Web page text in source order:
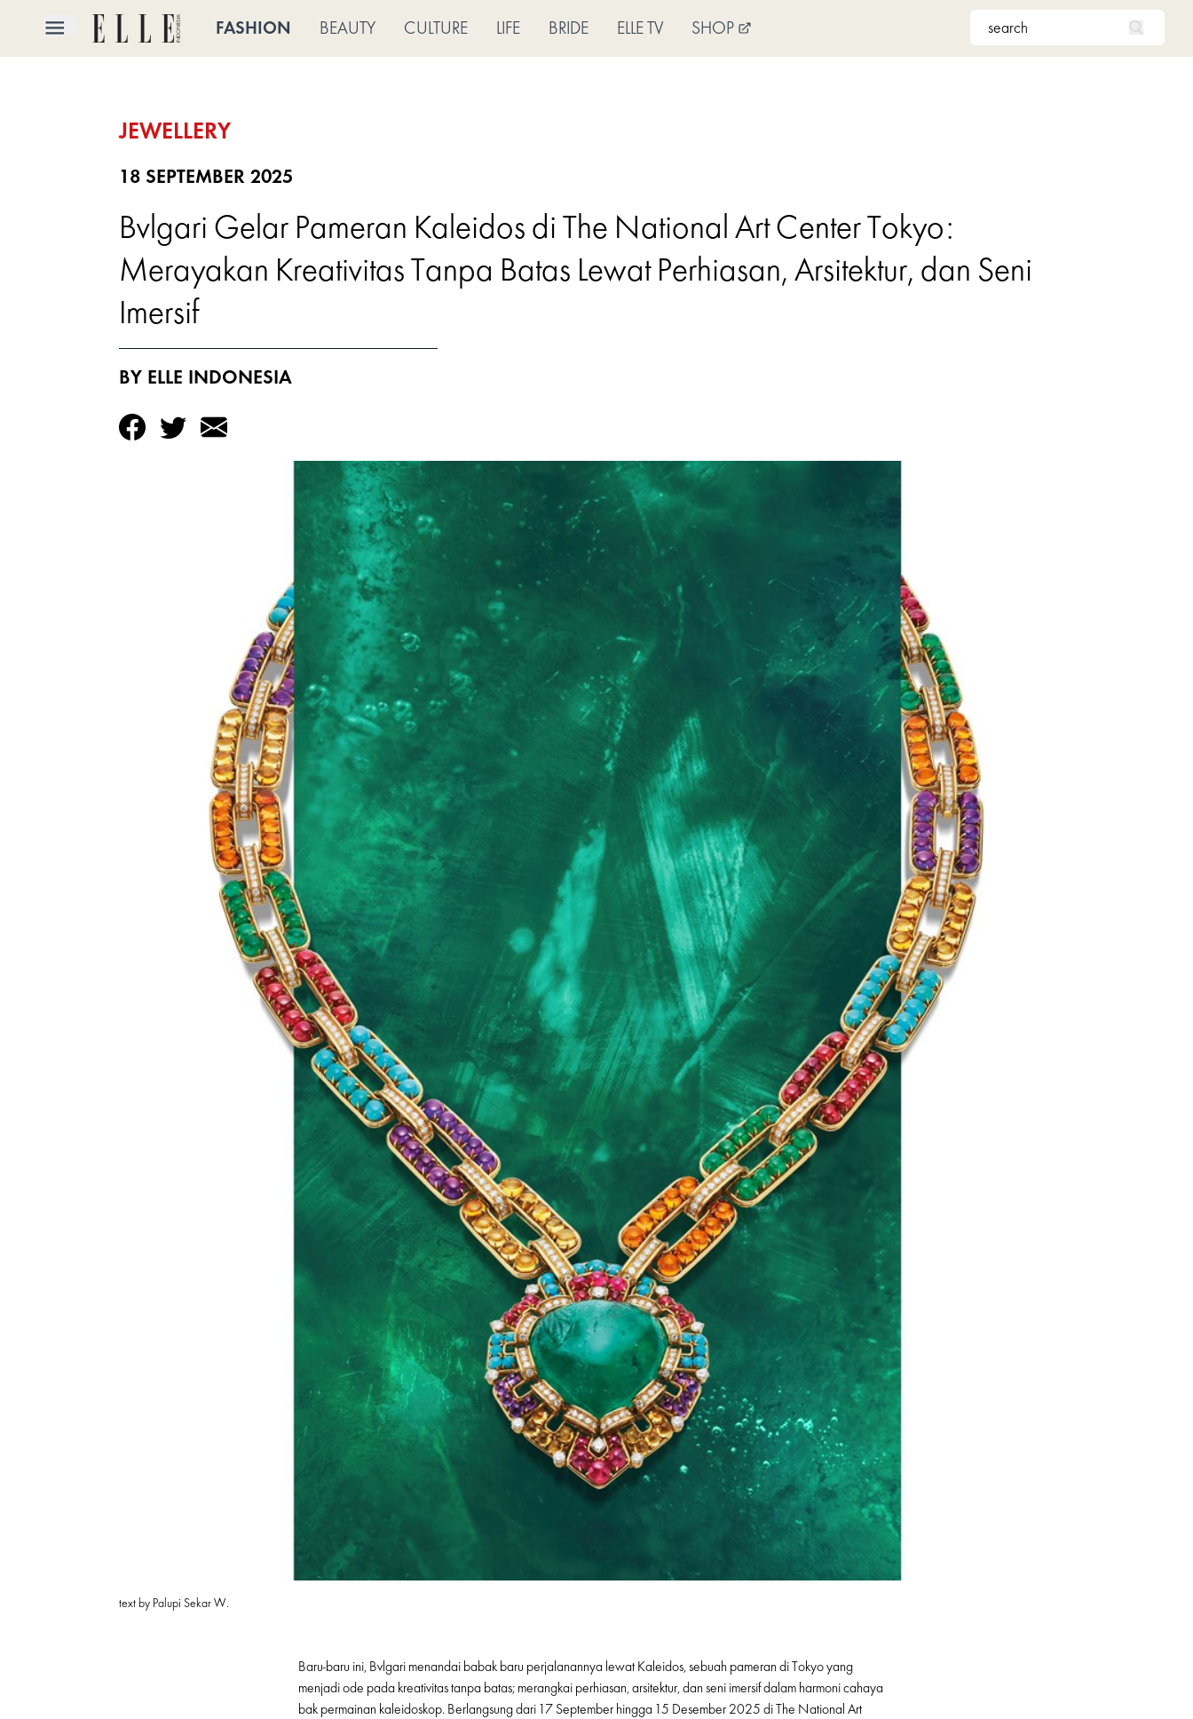
FASHION BEAUTY CULTURE LIFE BRIDE ELLE TV SHOP
JEWELLERY
18 SEPTEMBER 2025
Bvlgari Gelar Pameran Kaleidos di The National Art Center Tokyo:
Merayakan Kreativitas Tanpa Batas Lewat Perhiasan, Arsitektur, dan Seni
Imersif
BY ELLE INDONESIA
text by Palupi Sekar W.
Baru-baru ini, Bvlgari menandai babak baru perjalanannya lewat Kaleidos, sebuah pameran di Tokyo yang
menjadi ode pada kreativitas tanpa batas; merangkai perhiasan, arsitektur, dan seni imersif dalam harmoni cahaya
bak permainan kaleidoskop. Berlangsung dari 17 September hingga 15 Desember 2025 di The National Art